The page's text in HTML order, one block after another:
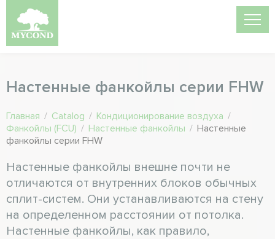
Настенные фанкойлы серии FHW
Главная / Catalog / Кондиционирование воздуха /
Фанкойлы (FCU) / Настенные фанкойлы / Настенные
фанкойлы серии FHW
Настенные фанкойлы внешне почти не
отличаются от внутренних блоков обычных
сплит-систем. Они устанавливаются на стену
на определенном расстоянии от потолка.
Настенные фанкойлы, как правило,